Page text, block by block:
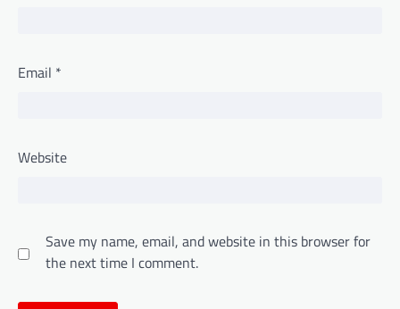
Email *
Website
Save my name, email, and website in this browser for
the next time I comment.